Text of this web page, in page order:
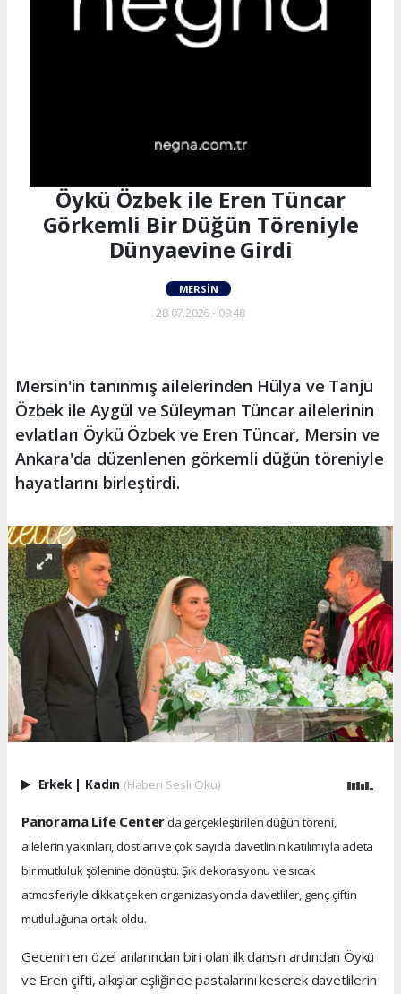
Öykü Özbek ile Eren Tüncar
Görkemli Bir Düğün Töreniyle
Dünyaevine Girdi
MERSIN
28.07.2026 - 09:48
Mersin'in tanınmış ailelerinden Hülya ve Tanju
Özbek ile Aygül ve Süleyman Tüncar ailelerinin
evlatları Öykü Özbek ve Eren Tüncar, Mersin ve
Ankara'da düzenlenen görkemli düğün töreniyle
hayatlarını birleştirdi.
Erkek | Kadın (Haberi Sesli Oku)
Panorama Life Center'da gerçekleştirilen düğün töreni,
ailelerin yakınları, dostları ve çok sayıda davetlinin katılımıyla adeta
bir mutluluk şölenine dönüştü. Şık dekorasyonu ve sıcak
atmosferiyle dikkat çeken organizasyonda davetliler, genç çiftin
mutluluğuna ortak oldu.
Gecenin en özel anlarından biri olan ilk dansın ardından Öykü
ve Eren çifti, alkışlar eşliğinde pastalarını keserek davetlilerin